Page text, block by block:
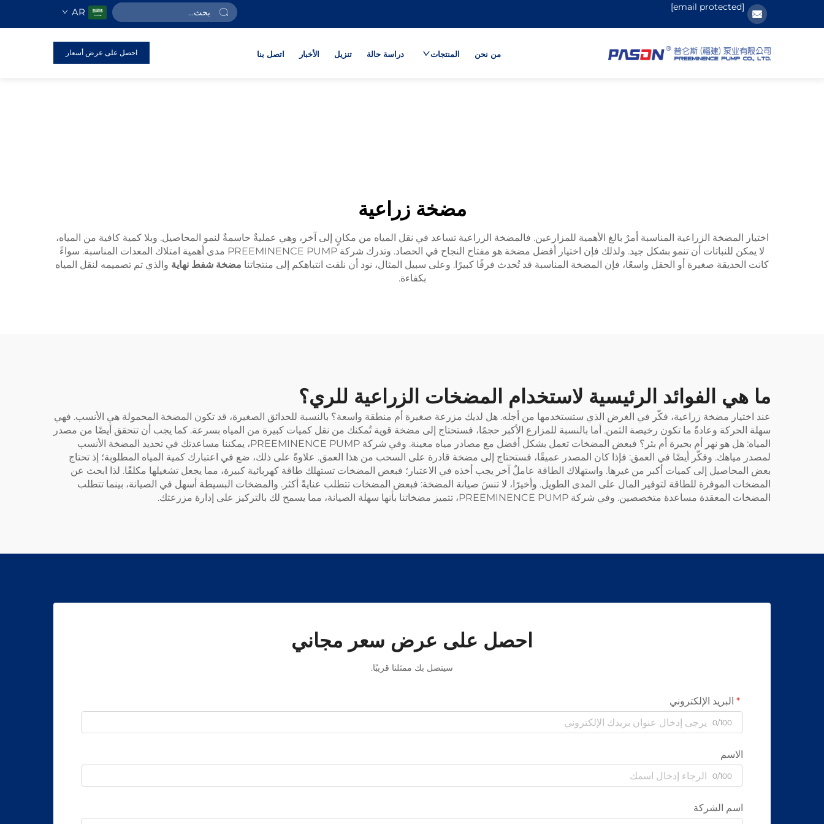
[email protected]
AR
من نحن المنتجات دراسة حالة تنزيل الأخبار اتصل بنا احصل على عرض أسعار
مضخة زراعية
اختيار المضخة الزراعية المناسبة أمرٌ بالغ الأهمية للمزارعين. فالمضخة الزراعية تساعد في نقل المياه من مكانٍ إلى آخر، وهي عمليةٌ حاسمةٌ لنمو المحاصيل. وبلا كمية كافية من المياه،
لا يمكن للنباتات أن تنمو بشكل جيد. ولذلك فإن اختيار أفضل مضخة هو مفتاح النجاح في الحصاد. وتدرك شركة PREEMINENCE PUMP مدى أهمية امتلاك المعدات المناسبة. سواءً
كانت الحديقة صغيرة أو الحقل واسعًا، فإن المضخة المناسبة قد تُحدث فرقًا كبيرًا. وعلى سبيل المثال، نود أن نلفت انتباهكم إلى منتجاتنا مضخة شفط نهاية والذي تم تصميمه لنقل المياه
بكفاءة.
ما هي الفوائد الرئيسية لاستخدام المضخات الزراعية للري؟
عند اختيار مضخة زراعية، فكّر في الغرض الذي ستستخدمها من أجله. هل لديك مزرعة صغيرة أم منطقة واسعة؟ بالنسبة للحدائق الصغيرة، قد تكون المضخة المحمولة هي الأنسب. فهي
سهلة الحركة وعادةً ما تكون رخيصة الثمن. أما بالنسبة للمزارع الأكبر حجمًا، فستحتاج إلى مضخة قوية تُمكنك من نقل كميات كبيرة من المياه بسرعة. كما يجب أن تتحقق أيضًا من مصدر
المياه: هل هو نهر أم بحيرة أم بئر؟ فبعض المضخات تعمل بشكل أفضل مع مصادر مياه معينة. وفي شركة PREEMINENCE PUMP، يمكننا مساعدتك في تحديد المضخة الأنسب
لمصدر مياهك. وفكّر أيضًا في العمق: فإذا كان المصدر عميقًا، فستحتاج إلى مضخة قادرة على السحب من هذا العمق. علاوةً على ذلك، ضع في اعتبارك كمية المياه المطلوبة؛ إذ تحتاج
بعض المحاصيل إلى كميات أكبر من غيرها. واستهلاك الطاقة عاملٌ آخر يجب أخذه في الاعتبار؛ فبعض المضخات تستهلك طاقة كهربائية كبيرة، مما يجعل تشغيلها مكلفًا. لذا ابحث عن
المضخات الموفرة للطاقة لتوفير المال على المدى الطويل. وأخيرًا، لا تنسَ صيانة المضخة: فبعض المضخات تتطلب عنايةً أكثر. والمضخات البسيطة أسهل في الصيانة، بينما تتطلب
المضخات المعقدة مساعدة متخصصين. وفي شركة PREEMINENCE PUMP، تتميز مضخاتنا بأنها سهلة الصيانة، مما يسمح لك بالتركيز على إدارة مزرعتك.
احصل على عرض سعر مجاني
سيتصل بك ممثلنا قريبًا.
البريد الإلكتروني
0/100
الاسم
0/100
اسم الشركة